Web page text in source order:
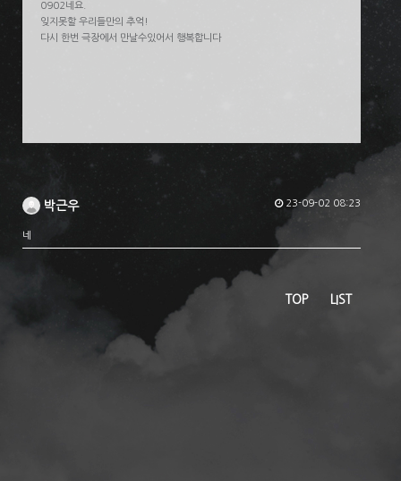
0902네요.
잊지못할 우리들만의 추억!
다시 한번 극장에서 만날수있어서 행복합니다
박근우 23-09-02 08:23
네
TOP LIST